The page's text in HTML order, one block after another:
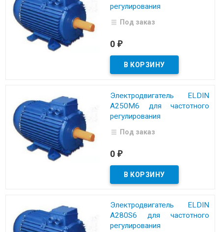
регулирования
Под заказ
0 ₽
Электродвигатель ELDIN
A250M6 для частотного
регулирования
Под заказ
0 ₽
Электродвигатель ELDIN
A280S6 для частотного
регулирования